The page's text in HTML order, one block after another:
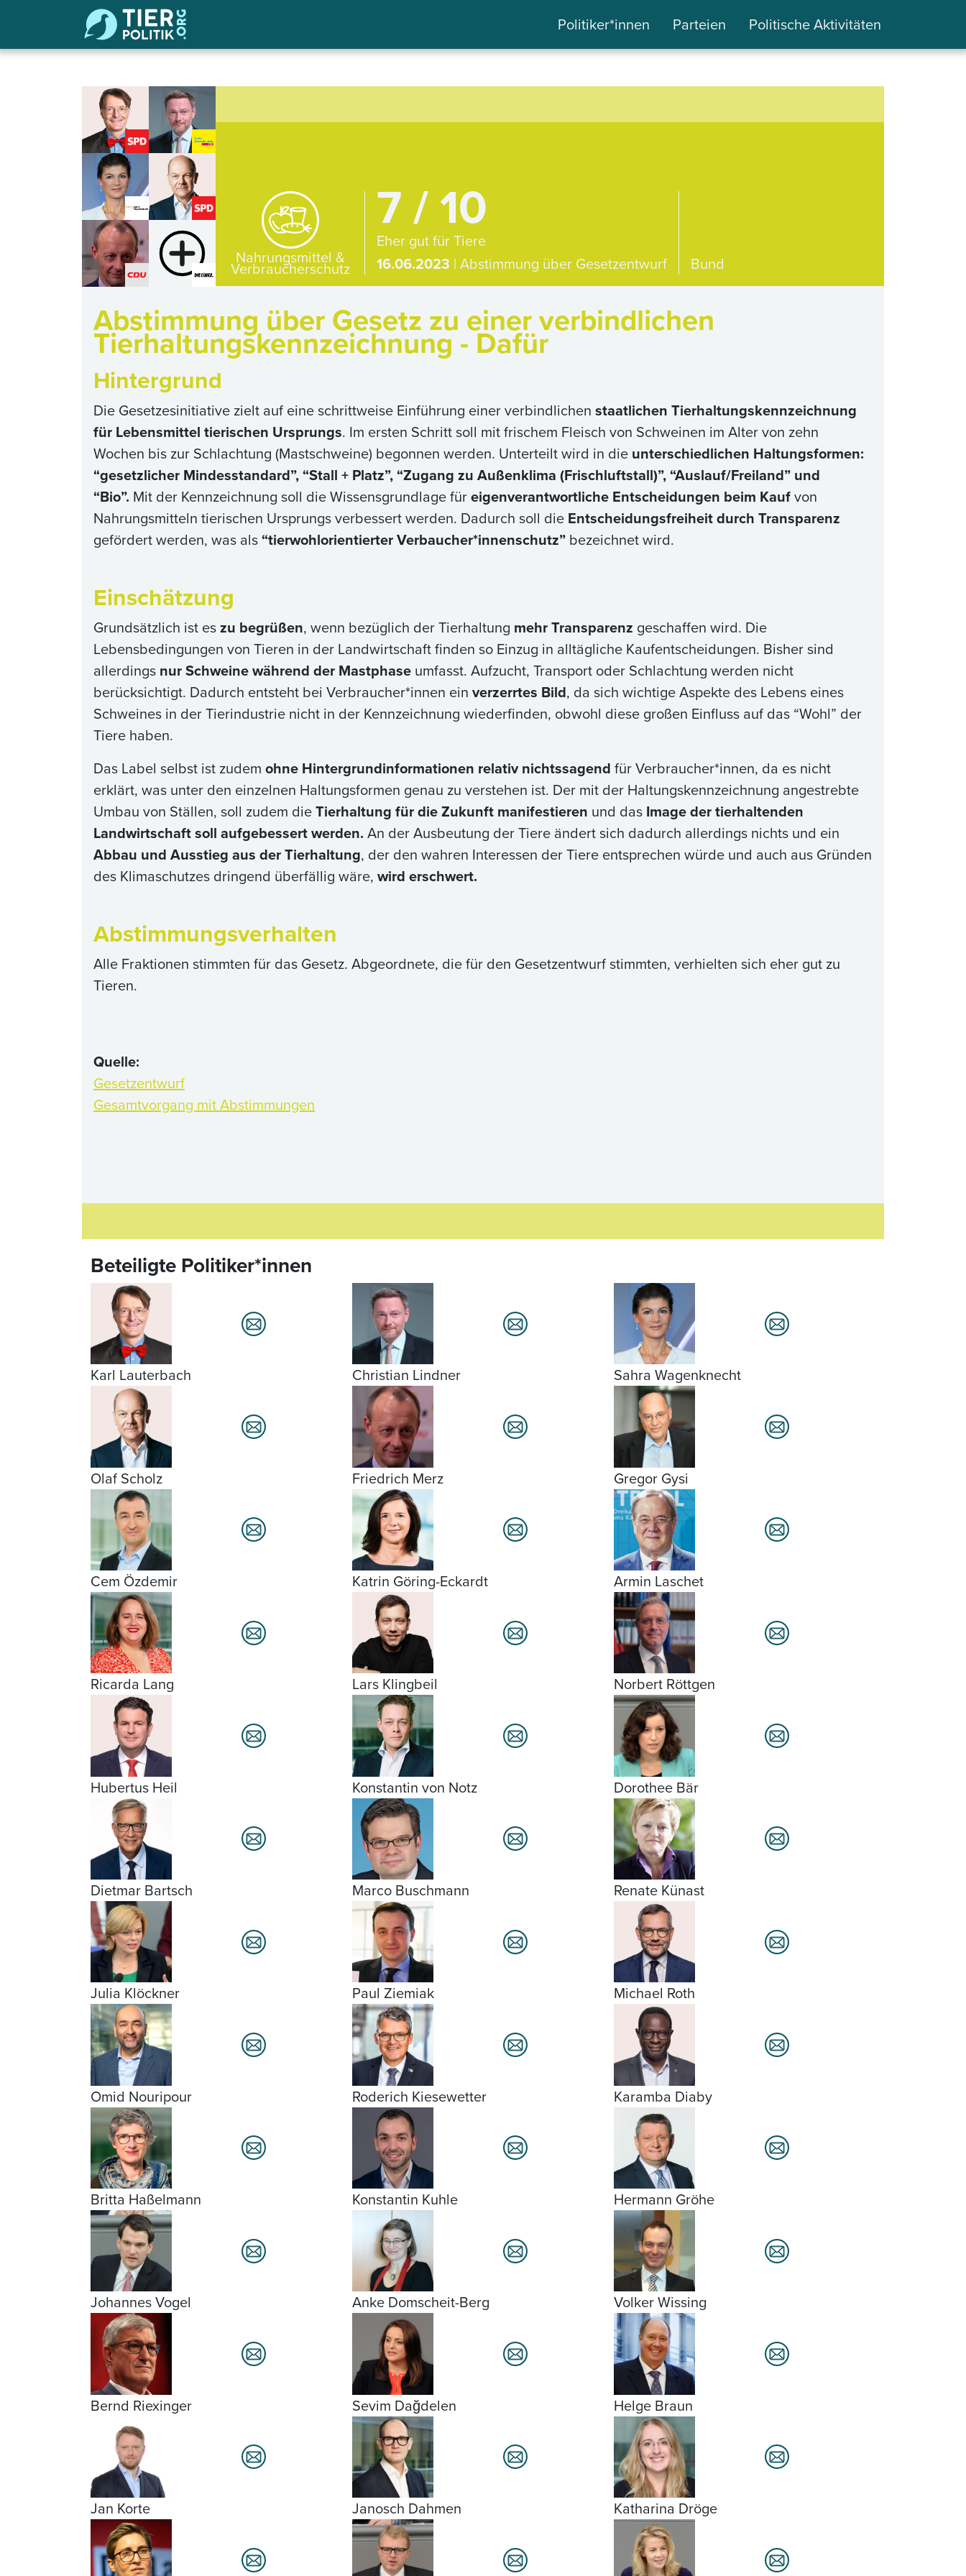
Politiker*innen Parteien Politische Aktivitäten
Nahrungsmittel &
Verbraucherschutz
7 / 10
Eher gut für Tiere
16.06.2023 | Abstimmung über Gesetzentwurf Bund
Abstimmung über Gesetz zu einer verbindlichen
Tierhaltungskennzeichnung - Dafür
Hintergrund
Die Gesetzesinitiative zielt auf eine schrittweise Einführung einer verbindlichen staatlichen Tierhaltungskennzeichnung
für Lebensmittel tierischen Ursprungs. Im ersten Schritt soll mit frischem Fleisch von Schweinen im Alter von zehn
Wochen bis zur Schlachtung (Mastschweine) begonnen werden. Unterteilt wird in die unterschiedlichen Haltungsformen:
“gesetzlicher Mindesstandard”, “Stall + Platz”, “Zugang zu Außenklima (Frischluftstall)”, “Auslauf/Freiland” und
“Bio”. Mit der Kennzeichnung soll die Wissensgrundlage füreigenverantwortliche Entscheidungen beim Kaufvon
Nahrungsmitteln tierischen Ursprungs verbessert werden. Dadurch soll die Entscheidungsfreiheit durch Transparenz
gefördert werden, was als“tierwohlorientierter Verbaucher*innenschutz” bezeichnet wird.
Einschätzung
Grundsätzlich ist eszu begrüßen, wenn bezüglich der Tierhaltung mehr Transparenz geschaffen wird. Die
Lebensbedingungen von Tieren in der Landwirtschaft finden so Einzug in alltägliche Kaufentscheidungen. Bisher sind
allerdings nur Schweine während der Mastphase umfasst. Aufzucht, Transport oder Schlachtung werden nicht
berücksichtigt. Dadurch entsteht bei Verbraucher*innen ein verzerrtes Bild, da sich wichtige Aspekte des Lebens eines
Schweines in der Tierindustrie nicht in der Kennzeichnung wiederfinden, obwohl diese großen Einfluss auf das “Wohl” der
Tiere haben.
Das Label selbst ist zudem ohne Hintergrundinformationen relativ nichtssagend für Verbraucher*innen, da es nicht
erklärt, was unter den einzelnen Haltungsformen genau zu verstehen ist. Der mit der Haltungskennzeichnung angestrebte
Umbau von Ställen, soll zudem dieTierhaltung für die Zukunft manifestieren und das Image der tierhaltenden
Landwirtschaft soll aufgebessert werden. An der Ausbeutung der Tiere ändert sich dadurch allerdings nichts und ein
Abbau und Ausstieg aus der Tierhaltung, der den wahren Interessen der Tiere entsprechen würde und auch aus Gründen
des Klimaschutzes dringend überfällig wäre, wird erschwert.
Abstimmungsverhalten
Alle Fraktionen stimmten für das Gesetz. Abgeordnete, die für den Gesetzentwurf stimmten, verhielten sich eher gut zu
Tieren.
Quelle:
Gesetzentwurf
Gesamtvorgang mit Abstimmungen
Beteiligte Politiker*innen
Karl Lauterbach Christian Lindner Sahra Wagenknecht
Olaf Scholz Friedrich Merz Gregor Gysi
Cem Özdemir Katrin Göring-Eckardt Armin Laschet
Ricarda Lang Lars Klingbeil Norbert Röttgen
Hubertus Heil Konstantin von Notz Dorothee Bär
Dietmar Bartsch Marco Buschmann Renate Künast
Julia Klöckner Paul Ziemiak Michael Roth
Omid Nouripour Roderich Kiesewetter Karamba Diaby
Britta Haßelmann Konstantin Kuhle Hermann Gröhe
Johannes Vogel Anke Domscheit-Berg Volker Wissing
Bernd Riexinger Sevim Dağdelen Helge Braun
Jan Korte Janosch Dahmen Katharina Dröge